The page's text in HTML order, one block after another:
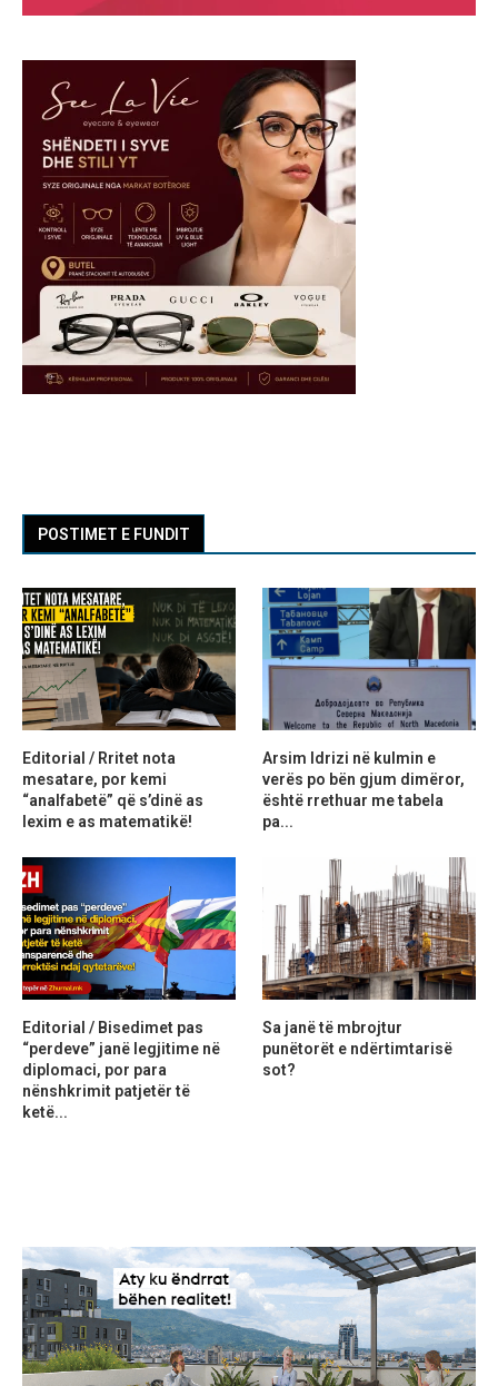
POSTIMET E FUNDIT
Editorial / Rritet nota
mesatare, por kemi
“analfabetë” që s’dinë as
lexim e as matematikë!
Arsim Idrizi në kulmin e
verës po bën gjum dimëror,
është rrethuar me tabela
pa...
Editorial / Bisedimet pas
“perdeve” janë legjitime në
diplomaci, por para
nënshkrimit patjetër të
ketë...
Sa janë të mbrojtur
punëtorët e ndërtimtarisë
sot?